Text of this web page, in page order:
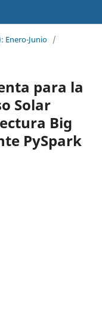
Enero-Junio /
para la
Solar
Big
PySpark